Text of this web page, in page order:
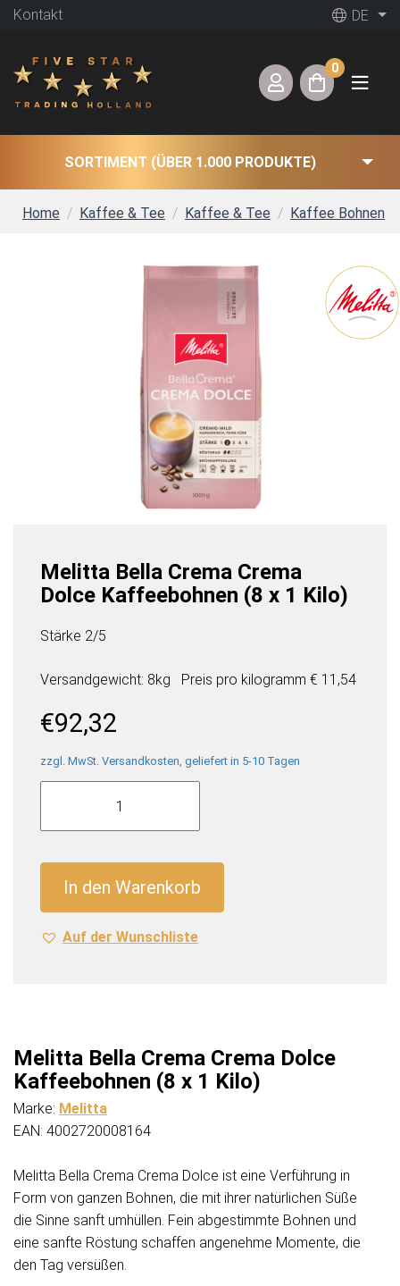
Kontakt DE
0
SORTIMENT (ÜBER 1.000 PRODUKTE)
Home Kaffee & Tee Kaffee & Tee Kaffee Bohnen
Melitta Bella Crema Crema
Dolce Kaffeebohnen (8 x 1 Kilo)
Stärke 2/5
Versandgewicht: 8kg Preis pro kilogramm € 11,54
€92,32
zzgl. MwSt. Versandkosten, geliefert in 5-10 Tagen
Melitta
Crema
Kaffeebohnen
(8
x
In den Warenkorb
Auf der Wunschliste
Melitta Bella Crema Crema Dolce
Kaffeebohnen (8 x 1 Kilo)
Marke: Melitta
EAN: 4002720008164
Melitta Bella Crema Crema Dolce ist eine Verführung in
Form von ganzen Bohnen, die mit ihrer natürlichen Süße
die Sinne sanft umhüllen. Fein abgestimmte Bohnen und
eine sanfte Röstung schaffen angenehme Momente, die
den Tag versüßen.